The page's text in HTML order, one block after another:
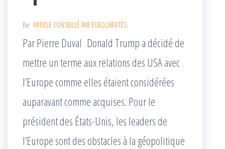
Par ARTICLE CONSEILLÉ PAR EUROLIBERTÉS
Par Pierre Duval Donald Trump a décidé de
mettre un terme aux relations des USA avec
l’Europe comme elles étaient considérées
auparavant comme acquises. Pour le
président des États-Unis, les leaders de
l’Europe sont des obstacles à la géopolitique